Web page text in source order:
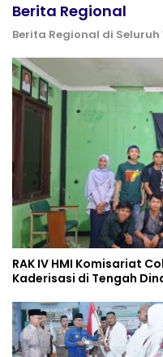
Berita Regional
Berita Regional di
RAK IV HMI Komisariat
Kaderisasi di Tengah